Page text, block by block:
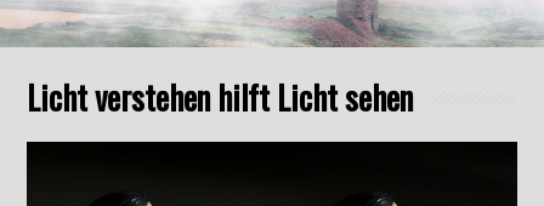
Licht verstehen hilft Licht sehen